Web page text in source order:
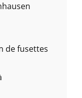
de fusettes